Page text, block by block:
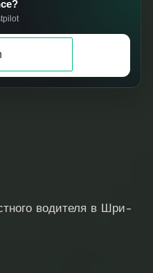
водителя в Шри-